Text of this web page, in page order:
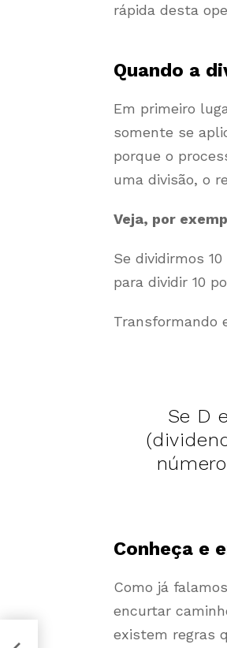
rápida desta
Quando a
Em primeiro
somente se
porque o
uma divisão, o
Veja, por
Se dividirmos
para dividir 10
Transformando
Se D
Conheça e
Como já
encurtar
existem regras